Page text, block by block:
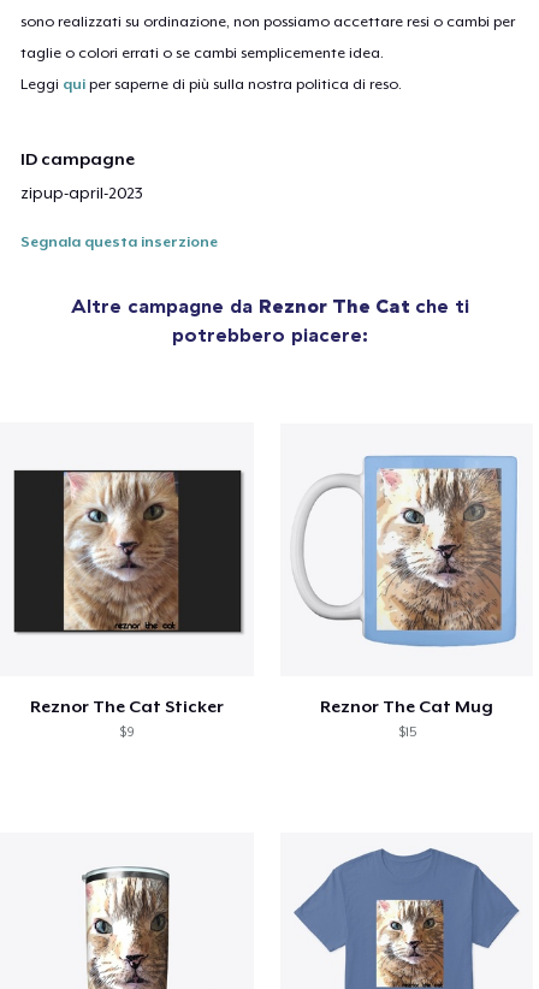
sono realizzati su ordinazione, non possiamo accettare resi o cambi per
taglie o colori errati o se cambi semplicemente idea.
Leggi qui per saperne di più sulla nostra politica di reso.
ID campagne
zipup-april-2023
Segnala questa inserzione
Altre campagne da Reznor The Cat che ti
potrebbero piacere:
Reznor The Cat Sticker
$9
Reznor The Cat Mug
$15